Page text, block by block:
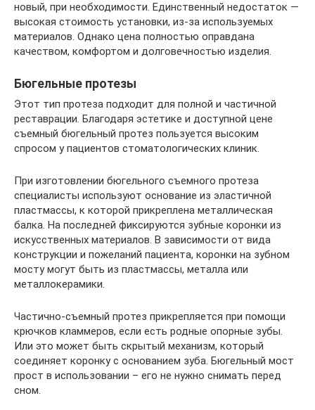
новый, при необходимости. Единственный недостаток —
высокая стоимость установки, из-за используемых
материалов. Однако цена полностью оправдана
качеством, комфортом и долговечностью изделия.
Бюгельные протезы
Этот тип протеза подходит для полной и частичной
реставрации. Благодаря эстетике и доступной цене
съемный бюгельный протез пользуется высоким
спросом у пациентов стоматологических клиник.
При изготовлении бюгельного съемного протеза
специалисты используют основание из эластичной
пластмассы, к которой прикреплена металлическая
балка. На последней фиксируются зубные коронки из
искусственных материалов. В зависимости от вида
конструкции и пожеланий пациента, коронки на зубном
мосту могут быть из пластмассы, металла или
металлокерамики.
Частично-съемный протез прикрепляется при помощи
крючков кламмеров, если есть родные опорные зубы.
Или это может быть скрытый механизм, который
соединяет коронку с основанием зуба. Бюгельный мост
прост в использовании – его не нужно снимать перед
сном.